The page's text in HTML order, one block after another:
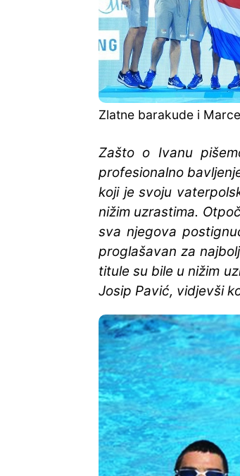
Zlatne barakude i
Zašto o Ivanu
profesionalno
koji je svoju
nižim uzrastima.
sva njegova
proglašavan za
titule su bile u nižim
Josip Pavić, vidjevši